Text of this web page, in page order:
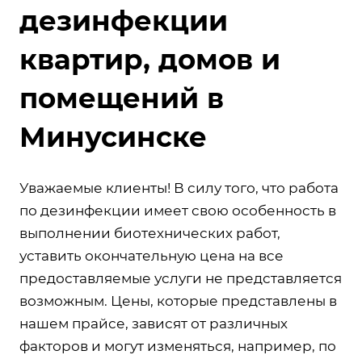
дезинфекции
квартир, домов и
помещений в
Минусинске
Уважаемые клиенты! В силу того, что работа
по дезинфекции имеет свою особенность в
выполнении биотехнических работ,
уставить окончательную цена на все
предоставляемые услуги не представляется
возможным. Цены, которые представлены в
нашем прайсе, зависят от различных
факторов и могут изменяться, например, по